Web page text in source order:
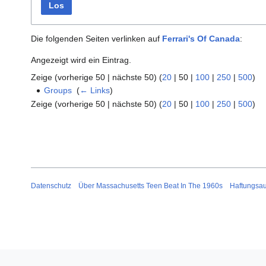
Los
Die folgenden Seiten verlinken auf Ferrari's Of Canada:
Angezeigt wird ein Eintrag.
Zeige (vorherige 50 | nächste 50) (20 | 50 | 100 | 250 | 500)
Groups ‎(← Links)
Zeige (vorherige 50 | nächste 50) (20 | 50 | 100 | 250 | 500)
Datenschutz Über Massachusetts Teen Beat In The 1960s